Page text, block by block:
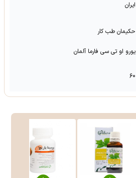
ایران
حکیمان طب کار
یورو او تی سی فارما آلمان
۶۰